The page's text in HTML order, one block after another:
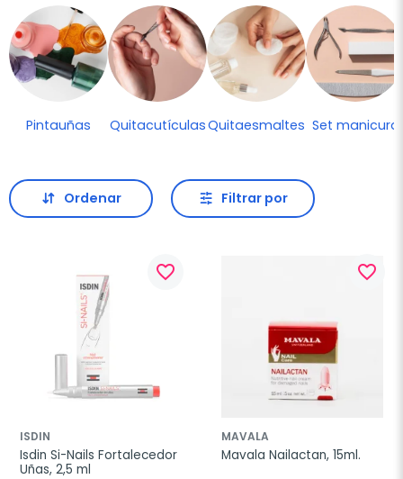
Pintauñas QuitacutículasQuitaesmaltes Set manicura
Ordenar Filtrar por
favorite_border
ISDIN
Isdin Si-Nails Fortalecedor
Uñas, 2,5 ml
favorite_border
MAVALA
Mavala Nailactan, 15ml.